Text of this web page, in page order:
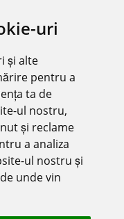
uri
și alte
pentru a
ta de
ul nostru,
și reclame
a analiza
ul nostru și
unde vin